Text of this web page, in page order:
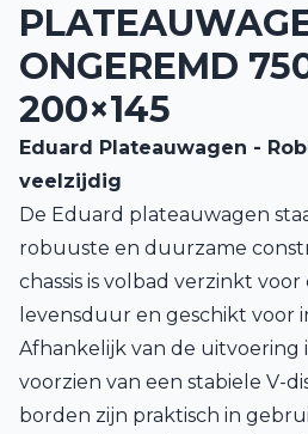
ONGEREMD
200×145
Eduard Plateauwagen -
veelzijdig
De Eduard plateauwagen
robuuste en duurzame
chassis is volbad verzinkt
levensduur en geschikt voor
Afhankelijk van de uitvoering
voorzien van een stabiele V-
borden zijn praktisch in